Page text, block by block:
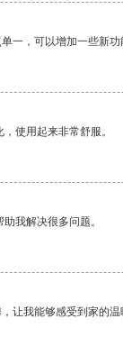
一，可以增加一些新功
使用起来非常舒服。
我解决很多问题。
让我能够感受到家的温